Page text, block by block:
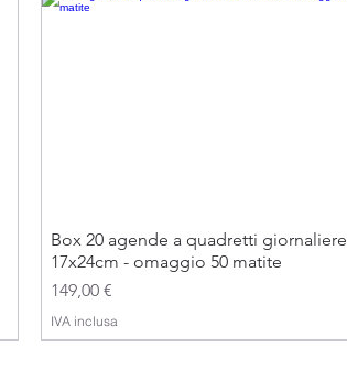
Box 20 agende a quadretti giornaliere
17x24cm - omaggio 50 matite
Prezzo
149,00 €
IVA inclusa